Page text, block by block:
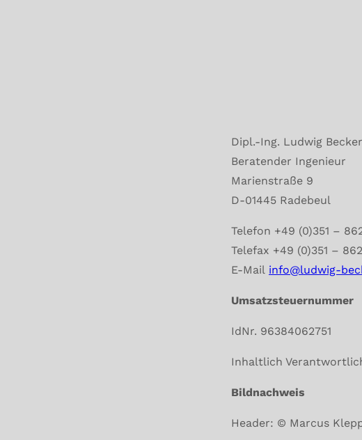
Dipl.-Ing. Ludwig Becker
Beratender Ingenieur
Marienstraße 9
D-01445 Radebeul
Telefon +49 (0)351 –
Telefax +49 (0)351 –
E-Mail info@ludwig-
Umsatzsteuernummer
IdNr. 96384062751
Inhaltlich
Bildnachweis
Header: © Marcus